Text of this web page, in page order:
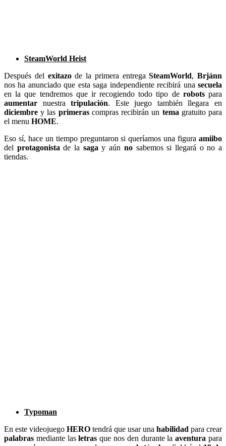
SteamWorld Heist
Después del exitazode la primera entrega SteamWorld, Brjánn
nos ha anunciado que esta saga independiente recibirá una secuela
en la que tendremos que ir recogiendo todo tipo derobotspara
aumentar nuestratripulación. Este juego también llegara en
diciembre y las primerascompras recibirán un tema gratuito para
el menu HOME.
Eso sí, hace un tiempo preguntaron si queríamos una figura amiibo
del protagonista de la saga y aún nosabemos si llegará o no a
tiendas.
Typoman
En este videojuego HERO tendrá que usar una habilidad para crear
palabras mediante lasletras que nos den durante laaventura para